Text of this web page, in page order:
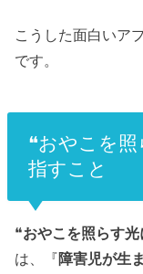
こうした面白いア
です。
❝おやこを照
指すこと
❝おやこを照らす光
は、『障害児が生